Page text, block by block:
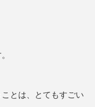
とは、とてもすごい